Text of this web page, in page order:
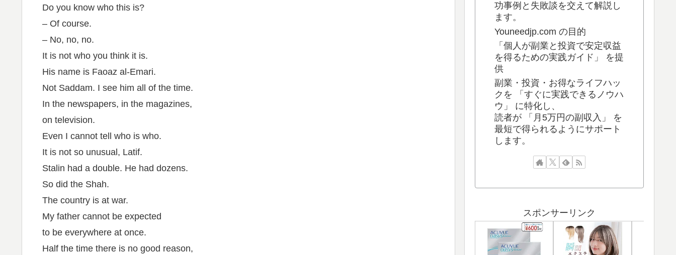
Do you know who this is?
– Of course.
– No, no, no.
It is not who you think it is.
His name is Faoaz al-Emari.
Not Saddam. I see him all of the time.
In the newspapers, in the magazines,
on television.
Even I cannot tell who is who.
It is not so unusual, Latif.
Stalin had a double. He had dozens.
So did the Shah.
The country is at war.
My father cannot be expected
to be everywhere at once.
Half the time there is no good reason,
功事例と失敗談を交えて解説し
ます。
Youneedjp.com の目的
「個人が副業と投資で安定収益
を得るための実践ガイド」 を提
供
副業・投資・お得なライフハッ
クを 「すぐに実践できるノウハ
ウ」 に特化し、
読者が 「月5万円の副収入」 を
最短で得られるようにサポート
します。
スポンサーリンク